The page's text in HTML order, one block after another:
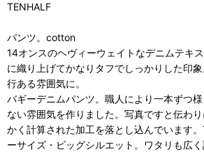
TENHALF
パンツ。cotton
14オンスのヘヴィーウェイトなデニムテキ
に織り上げてかなりタフでしっかりした印
行ある雰囲気に。
バギーデニムパンツ。職人により一本ずつ
ない雰囲気を作りました。写真ですと伝わ
かく計算された加工を落とし込んでいます
ーサイズ・ビッグシルエット。ワタリも広